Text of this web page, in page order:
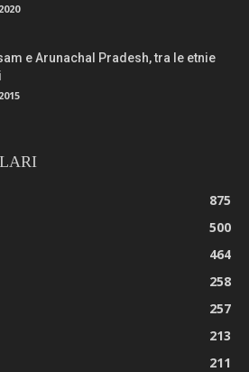
e Arunachal Pradesh, tra le etnie
875
500
464
258
257
213
211